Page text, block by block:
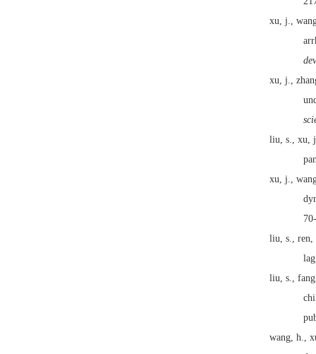
xu, j.,
xu, j.,
liu, s., xu,
xu, j.,
liu, s.,
liu, s.,
wang, h.,